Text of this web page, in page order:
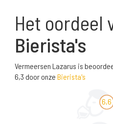
Het oordeel
Bierista's
Vermeersen Lazarus is
6,3 door onze Bierista's
6,6